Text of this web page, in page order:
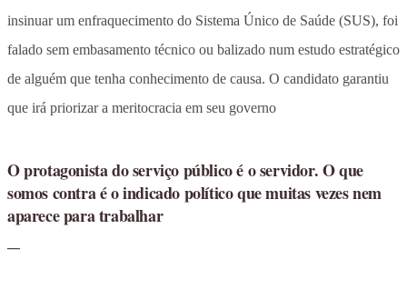
insinuar um enfraquecimento do Sistema Único de Saúde (SUS), foi
falado sem embasamento técnico ou balizado num estudo estratégico
de alguém que tenha conhecimento de causa. O candidato garantiu
que irá priorizar a meritocracia em seu governo
O protagonista do serviço público é o servidor. O que
somos contra é o indicado político que muitas vezes nem
aparece para trabalhar